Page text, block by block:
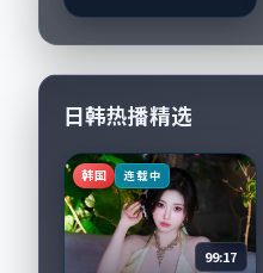
叙事，赵丽颖、王景
春...
日韩热播精选
韩国 连载中
99:17